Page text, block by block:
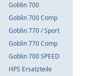
Goblin 700
Goblin 700 Comp
Goblin 770 / Sport
Goblin 770 Comp
Goblin 700 SPEED
HPS Ersatzteile